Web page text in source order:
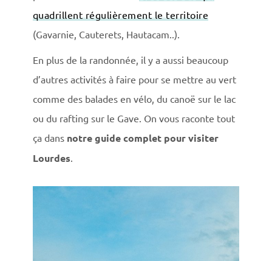
quadrillent régulièrement le territoire
(Gavarnie, Cauterets, Hautacam..).
En plus de la randonnée, il y a aussi beaucoup
d’autres activités à faire pour se mettre au vert
comme des balades en vélo, du canoë sur le lac
ou du rafting sur le Gave. On vous raconte tout
ça dans notre guide complet pour visiter
Lourdes.